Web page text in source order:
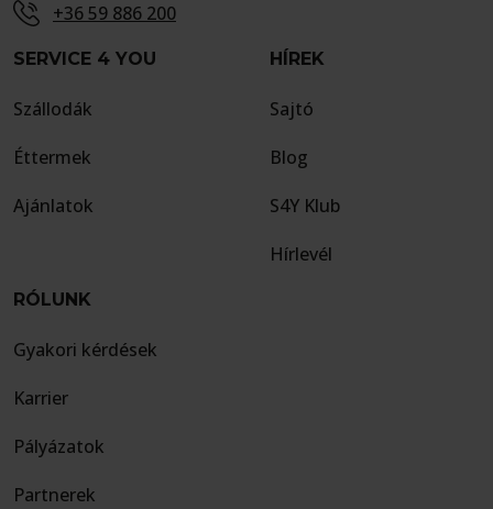
+36 59 886 200
SERVICE 4 YOU
Szállodák
Éttermek
Ajánlatok
HÍREK
Sajtó
Blog
S4Y Klub
Hírlevél
RÓLUNK
Gyakori kérdések
Karrier
Pályázatok
Partnerek